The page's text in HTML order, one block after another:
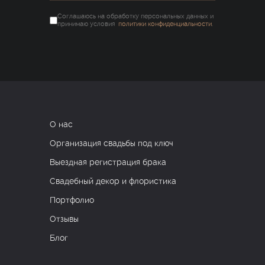
Соглашаюсь на обработку персональных данных и
принимаю условия политики конфиденциальности.
О нас
Организация свадьбы под ключ
Выездная регистрация брака
Свадебный декор и флористика
Портфолио
Отзывы
Блог